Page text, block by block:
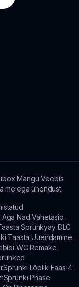
Mängu Veebis
meiega ühendust
Nad Vahetasid
Sprunkyay DLC
Taasta Uuendamine
WC Remake
Sprunki Lõplik Faas 4
Sprunki Phase